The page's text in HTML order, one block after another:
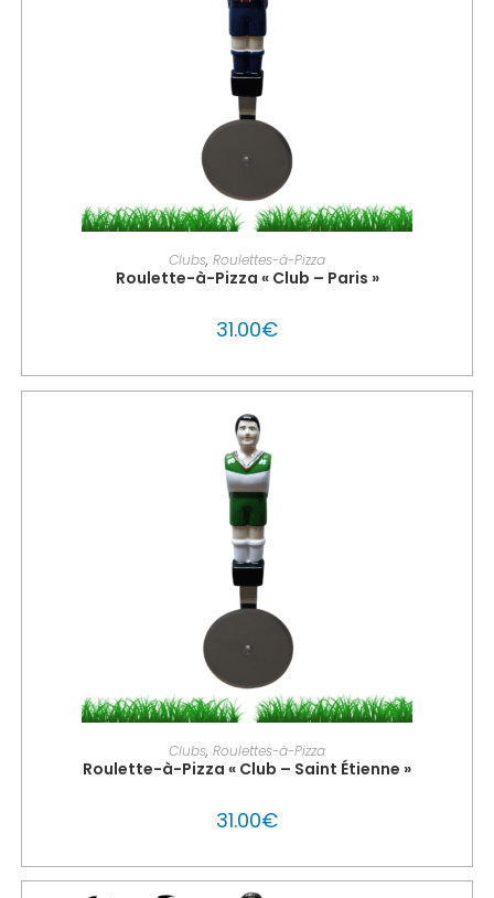
PERSONNALISER MON GLOUTON
Clubs, Roulettes-à-Pizza
Roulette-à-Pizza « Club – Paris »
31.00€
PERSONNALISER MON GLOUTON
Clubs, Roulettes-à-Pizza
Roulette-à-Pizza « Club – Saint Étienne »
31.00€